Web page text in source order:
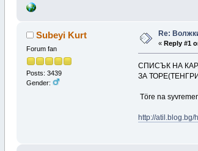
Subeyi Kurt
Forum fan
Posts: 3439
Gender:
Re:
« Reply #1
СПИСЪК НА
ЗА
Töre na
http://